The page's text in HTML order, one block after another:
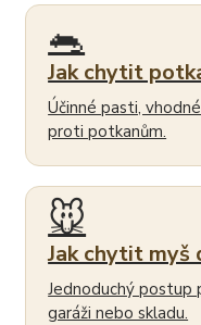
🐀
Jak chytit
Účinné pasti,
proti potkanům.
🐭
Jak chytit myš
Jednoduchý postup
garáži nebo skladu.